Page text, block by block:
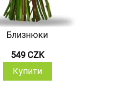
Близнюки
549 CZK
Купити